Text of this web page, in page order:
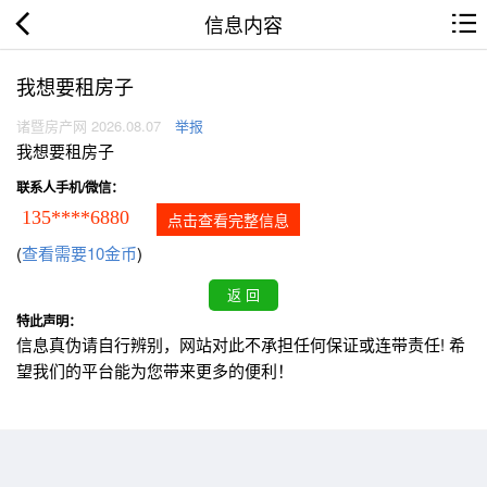
信息内容
我想要租房子
诸暨房产网 2026.08.07 举报
我想要租房子
联系人手机/微信：
135****6880 点击查看完整信息
(查看需要10金币)
特此声明：
信息真伪请自行辨别，网站对此不承担任何保证或连带责任! 希
望我们的平台能为您带来更多的便利！